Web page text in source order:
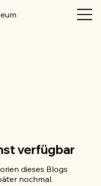
verfügbar
dieses Blogs
nochmal.